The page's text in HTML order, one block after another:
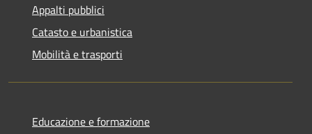
Appalti pubblici
Catasto e urbanistica
Mobilità e trasporti
Educazione e formazione